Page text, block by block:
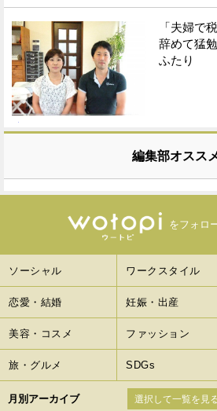
「夫婦で
辞めて猛
ふたり
編集部オスス
をフォロ
ソーシャル ワークスタイル
恋愛・結婚 妊娠・出産
美容・コスメ ファッション
旅・グルメ SDGs
月別アーカイブ